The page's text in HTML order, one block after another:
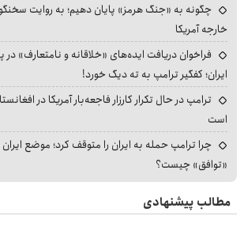
چگونه به «جنگ هرمز» پایان دهیم؛ به روایت
خارجه آمریکا
فراخوان دریافت ایده‌های «خلاقانه و نامتعارف» در
ایران؛ کفگیر ترامپ به ته دیگ خورد!
ترامپ در حال تکرار کارزار فاجعه‌بار آمریکا در
است
چرا ترامپ حمله به ایران را متوقف کرد؛ موضع ایران
«توافق» چیست؟
مطالب پیشنهادی